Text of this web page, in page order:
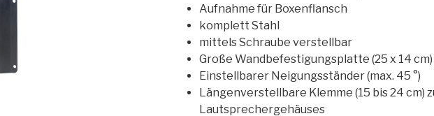
Aufnahme für Boxenflansch
komplett Stahl
mittels Schraube verstellbar
Große Wandbefestigungsplatte (25 x 14 cm)
Einstellbarer Neigungsständer (max. 45 °)
Längenverstellbare Klemme (15 bis 24 cm)
Lautsprechergehäuses